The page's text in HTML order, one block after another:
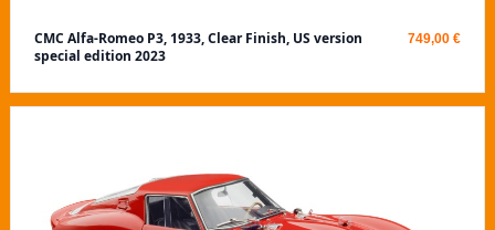
CMC Alfa-Romeo P3, 1933, Clear Finish, US version
special edition 2023
749,00 €